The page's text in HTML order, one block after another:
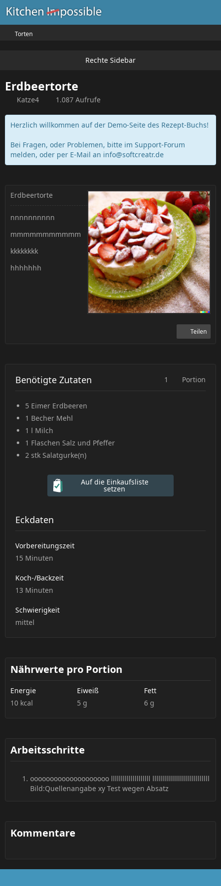
Torten
Erdbeertorte
Katze4 1.087 Aufrufe
Herzlich willkommen auf der Demo-Seite des Rezept-Buchs!
Bei Fragen, oder Problemen, bitte im Support-Forum
melden, oder per E-Mail an info@softcreatr.de
Erdbeertorte
nnnnnnnnnn
mmmmmmmmmmm
kkkkkkkk
hhhhhhh
Teilen
Benötigte Zutaten 1 Portion
5 Eimer Erdbeeren
1 Becher Mehl
1 l Milch
1 Flaschen Salz und Pfeffer
2 stk Salatgurke(n)
Auf die Einkaufsliste
setzen
Eckdaten
Vorbereitungszeit
15 Minuten
Koch-/Backzeit
13 Minuten
Schwierigkeit
mittel
Nährwerte pro Portion
Energie
10 kcal
Eiweiß
5 g
Fett
6 g
Arbeitsschritte
oooooooooooooooooooo llllllllllllllllllll lllllllllllllllllllllllllllll
Bild:Quellenangabe xy Test wegen Absatz
Kommentare